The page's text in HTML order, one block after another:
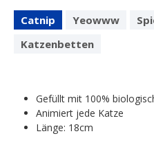
Catnip Yeowww
Katzenbetten
Gefüllt mit 100%
Animiert jede Katze
Länge: 18cm